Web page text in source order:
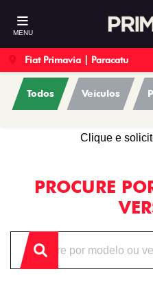
MENU
Fiat Primavia | Paracatu
Todos Veículos
Clique e
PROCURE